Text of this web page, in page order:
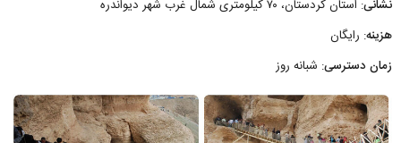
نشانی: استان کردستان، ۷۰ کیلومتری شمال غرب شهر دیواندره
هزینه: رایگان
زمان دسترسی: شبانه روز